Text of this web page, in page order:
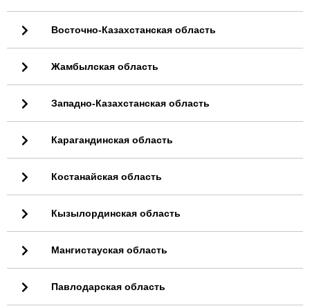
Восточно-Казахстанская область
Жамбылская область
Западно-Казахстанская область
Карагандинская область
Костанайская область
Кызылординская область
Мангистауская область
Павлодарская область